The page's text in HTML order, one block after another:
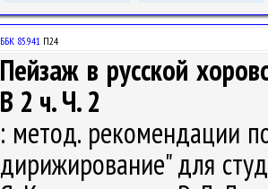
ББК 85.941 П24
Пейзаж в русской
В 2 ч. Ч. 2
: метод. рекомендации
дирижирование" для